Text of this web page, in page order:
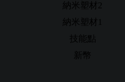
納米塑材2
納米塑材1
技能點
新幣